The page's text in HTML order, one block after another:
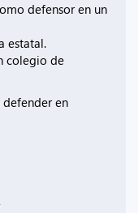
defensor en un
estatal.
colegio de
defender en